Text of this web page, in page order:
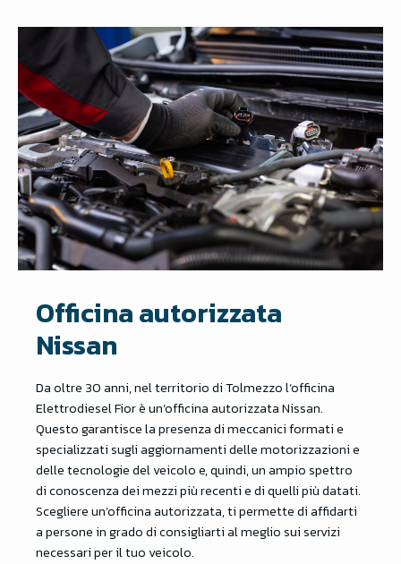
Officina autorizzata
Nissan
Da oltre 30 anni, nel territorio di Tolmezzo l’officina
Elettrodiesel Fior è un’officina autorizzata Nissan.
Questo garantisce la presenza di meccanici formati e
specializzati sugli aggiornamenti delle motorizzazioni e
delle tecnologie del veicolo e, quindi, un ampio spettro
di conoscenza dei mezzi più recenti e di quelli più datati.
Scegliere un’officina autorizzata, ti permette di affidarti
a persone in grado di consigliarti al meglio sui servizi
necessari per il tuo veicolo.